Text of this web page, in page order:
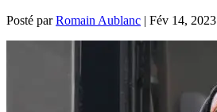
Posté parRomain Aublanc | Fév 14, 2023